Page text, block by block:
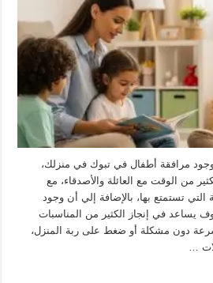
مرافقة أطفال في تبوك في منزلك،
من الوقت مع العائلة والأصدقاء، مع
التي تستمتع بها، بالإضافة إلي أن وجود
يساعد في إنجاز الكثير من المناسبات
بسرعة دون مشكلة أو ضغط على ربة المنزل،
…